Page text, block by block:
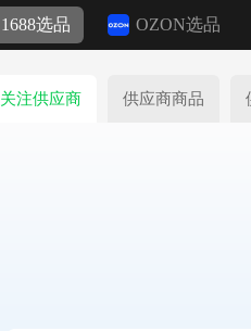
1688选品 OZON选品
关注供应商 供应商商品